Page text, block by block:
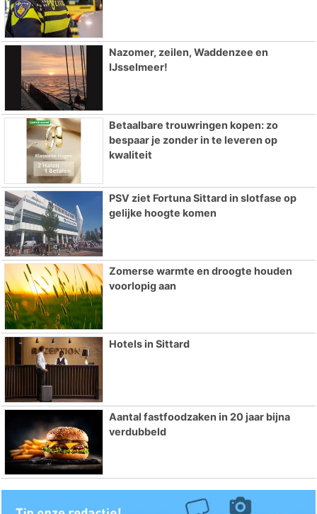
Nazomer, zeilen, Waddenzee en
IJsselmeer!
Betaalbare trouwringen kopen: zo
bespaar je zonder in te leveren op
kwaliteit
PSV ziet Fortuna Sittard in slotfase op
gelijke hoogte komen
Zomerse warmte en droogte houden
voorlopig aan
Hotels in Sittard
Aantal fastfoodzaken in 20 jaar bijna
verdubbeld